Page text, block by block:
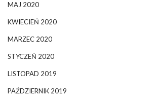
MAJ 2020
KWIECIEŃ 2020
MARZEC 2020
STYCZEŃ 2020
LISTOPAD 2019
PAŹDZIERNIK 2019